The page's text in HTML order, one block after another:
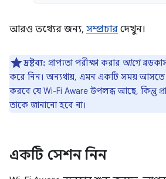
আরও তথ্যের জন্য, সম্প্রচার দেখুন।
দ্রষ্টব্য: প্রাপ্যতা পরীক্ষা করার আগে
করে নিন। অন্যথায়, এমন একটি সময় আসতে
করবে যে Wi-Fi Aware উপলব্ধ আছে, কিন্তু
তাকে জানানো হবে না।
একটি সেশন নিন